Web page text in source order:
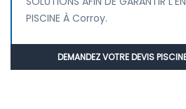
PISCINE À Corroy.
DEMANDEZ VOTRE DEVIS